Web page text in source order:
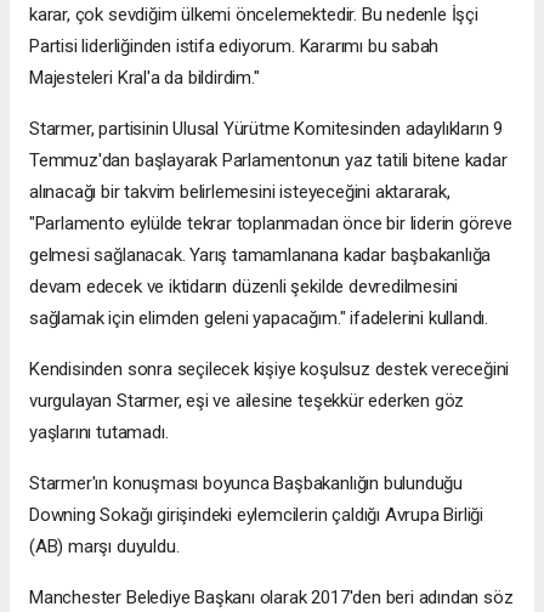
karar, çok sevdiğim ülkemi öncelemektedir. Bu nedenle İşçi
Partisi liderliğinden istifa ediyorum. Kararımı bu sabah
Majesteleri Kral'a da bildirdim."
Starmer, partisinin Ulusal Yürütme Komitesinden adaylıkların 9
Temmuz'dan başlayarak Parlamentonun yaz tatili bitene kadar
alınacağı bir takvim belirlemesini isteyeceğini aktararak,
⁠"Parlamento eylülde tekrar toplanmadan önce bir liderin göreve
gelmesi sağlanacak. Yarış tamamlanana kadar başbakanlığa
devam edecek ve iktidarın düzenli şekilde devredilmesini
sağlamak için elimden geleni yapacağım." ifadelerini kullandı.
Kendisinden sonra seçilecek kişiye koşulsuz destek vereceğini
vurgulayan Starmer, eşi ve ailesine teşekkür ederken göz
yaşlarını tutamadı.
Starmer'ın konuşması boyunca Başbakanlığın bulunduğu
Downing Sokağı girişindeki eylemcilerin çaldığı Avrupa Birliği
(AB) marşı duyuldu.
Manchester Belediye Başkanı olarak 2017'den beri adından söz